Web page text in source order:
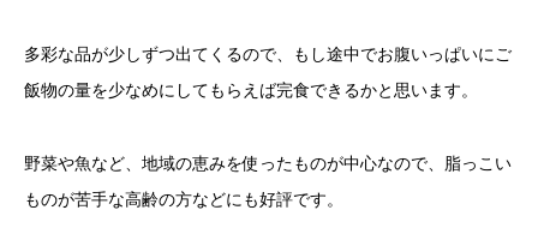
多彩な品が少しずつ出てくるので、もし途中でお腹いっぱいにご
飯物の量を少なめにしてもらえば完食できるかと思います。
野菜や魚など、地域の恵みを使ったものが中心なので、脂っこい
ものが苦手な高齢の方などにも好評です。